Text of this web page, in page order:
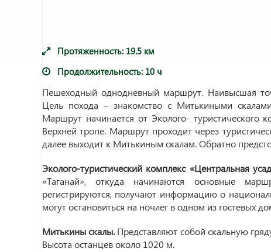
Протяженность: 19.5 км
Продолжительность: 10 ч
Пешеходный однодневный маршрут. Наивысшая
Цель похода – знакомство с Митькиными
Маршрут начинается от Эколого- туристического
Верхней тропе. Маршрут проходит через
далее выходит к Митькиным скалам. Обратно
Эколого-туристический комплекс «Центральная
«Таганай», откуда начинаются основные
регистрируются, получают информацию о
могут остановиться на ночлег в одном из гостевых
Митькины скалы.Представляют собой скальную
Высота останцев около 1020 м.